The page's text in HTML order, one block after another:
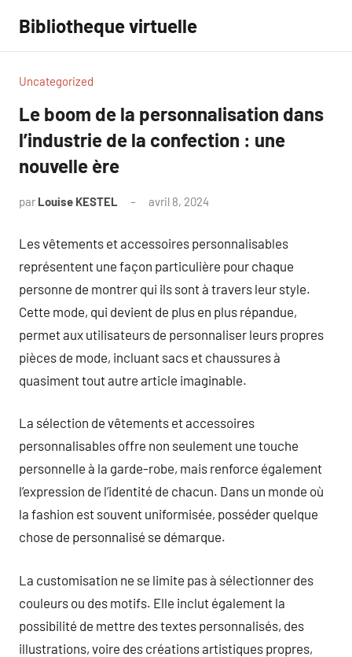
contenu
Bibliotheque virtuelle
Uncategorized
Le boom de la personnalisation dans
l’industrie de la confection : une
nouvelle ère
par Louise KESTEL avril 8, 2024
Les vêtements et accessoires personnalisables
représentent une façon particulière pour chaque
personne de montrer qui ils sont à travers leur style.
Cette mode, qui devient de plus en plus répandue,
permet aux utilisateurs de personnaliser leurs propres
pièces de mode, incluant sacs et chaussures à
quasiment tout autre article imaginable.
La sélection de vêtements et accessoires
personnalisables offre non seulement une touche
personnelle à la garde-robe, mais renforce également
l’expression de l’identité de chacun. Dans un monde où
la fashion est souvent uniformisée, posséder quelque
chose de personnalisé se démarque.
La customisation ne se limite pas à sélectionner des
couleurs ou des motifs. Elle inclut également la
possibilité de mettre des textes personnalisés, des
illustrations, voire des créations artistiques propres,